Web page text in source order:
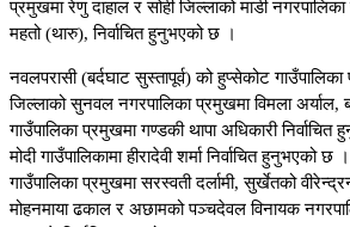
प्रमुखमा रेणु दाहाल र सोही जिल्लाको माडी
महतो (थारु), निर्वाचित हुनुभएको छ ।
नवलपरासी (बर्दघाट सुस्तापूर्व) को हुप्सेकोट गाउँपालिका
जिल्लाको सुनवल नगरपालिका प्रमुखमा विमला अर्याल,
गाउँपालिका प्रमुखमा गण्डकी थापा अधिकारी
मोदी गाउँपालिकामा हीरादेवी शर्मा निर्वाचित हुनुभएको छ
गाउँपालिका प्रमुखमा सरस्वती दर्लामी, सुर्खेतको
मोहनमाया ढकाल र अछामको पञ्चदेवल विनायक